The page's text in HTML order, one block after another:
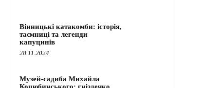
Вінницькі катакомби: історія,
таємниці та легенди
капуцинів
28.11.2024
Музей-садиба Михайла
Коцюбинського: гніздечко